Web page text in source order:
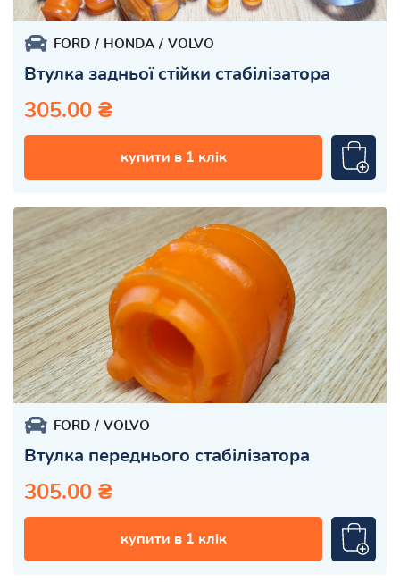
FORD HONDA VOLVO
Втулка задньої стійки стабілізатора
305.00 ₴
купити в 1 клік
FORD VOLVO
Втулка переднього стабілізатора
305.00 ₴
купити в 1 клік